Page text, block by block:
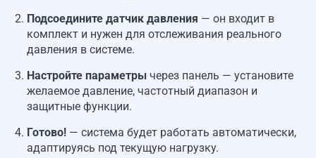
Подсоедините датчик давления — он входит в
комплект и нужен для отслеживания реального
давления в системе.
Настройте параметры через панель — установите
желаемое давление, частотный диапазон и
защитные функции.
Готово! — система будет работать автоматически,
адаптируясь под текущую нагрузку.